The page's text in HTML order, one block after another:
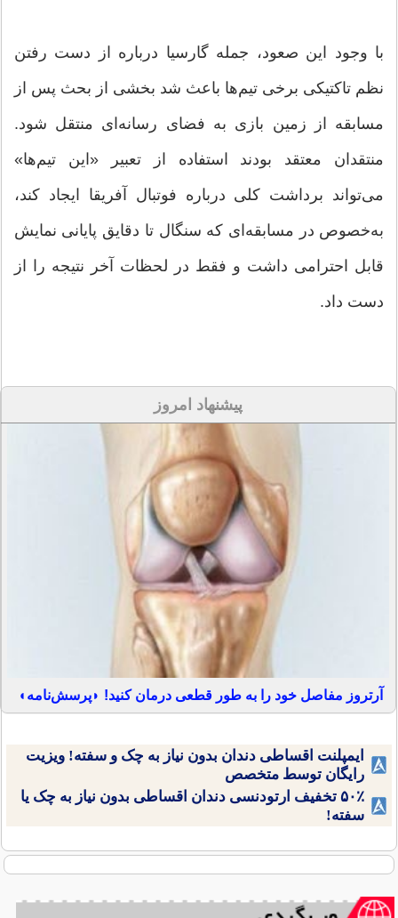
با وجود این صعود، جمله گارسیا درباره از دست رفتن
نظم تاکتیکی برخی تیم‌ها باعث شد بخشی از بحث پس از
مسابقه از زمین بازی به فضای رسانه‌ای منتقل شود.
منتقدان معتقد بودند استفاده از تعبیر «این تیم‌ها»
می‌تواند برداشت کلی درباره فوتبال آفریقا ایجاد کند،
به‌خصوص در مسابقه‌ای که سنگال تا دقایق پایانی نمایش
قابل احترامی داشت و فقط در لحظات آخر نتیجه را از
دست داد.
پیشنهاد امروز
آرتروز مفاصل خود را به طور قطعی درمان کنید! ◗پرسش‌نامه◖
ایمپلنت اقساطی دندان بدون نیاز به چک و سفته! ویزیت
رایگان توسط متخصص
۵۰٪ تخفیف ارتودنسی دندان اقساطی بدون نیاز به چک یا
سفته!